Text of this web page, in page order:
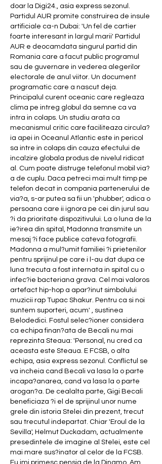
doar la Digi24., asia express sezonul.
Partidul AUR promite construirea de insule
artificiale ca-n Dubai: 'Un fel de cartier
foarte interesant in largul marii' Partidul
AUR e deocamdata singurul partid din
Romania care a facut public programul
sau de guvernare in vederea alegerilor
electorale de anul viitor. Un document
programatic care a nascut deja.
Principalul curent oceanic care regleaza
clima pe intreg globul da semne ca va
intra in colaps. Un studiu arata ca
mecanismul critic care faciliteaza circula?
ia apei in Oceanul Atlantic este in pericol
sa intre in colaps din cauza efectului de
incalzire globala produs de nivelul ridicat
al. Cum poate distruge telefonul mobil via?
a de cuplu. Daca petreci mai mult timp pe
telefon decat in compania partenerului de
via?a, s-ar putea sa fii un 'phubber', adica o
persoana care ii ignora pe cei din jurul sau
?i da prioritate dispozitivului. La o luna de la
ie?irea din spital, Madonna transmite un
mesaj ?i face publice cateva fotografii.
Madonna a mul?umit familiei ?i prietenilor
pentru sprijinul pe care i l-au dat dupa ce
luna trecuta a fost internata in spital cu o
infec?ie bacteriana grava. Cel mai valoros
artefact hip-hop a apar?inut simbolului
muzicii rap Tupac Shakur. Pentru ca si noi
suntem suporteri, acum' , sustinea
Belodedici. Fostul selec?ioner considera
ca echipa finan?ata de Becali nu mai
reprezinta Steaua: 'Personal, nu cred ca
aceasta este Steaua. E FCSB, o alta
echipa, asia express sezonul. Conflictul se
va incheia cand Becali va lasa la o parte
incapa?anarea, cand va lasa la o parte
arogan?a. De cealalta parte, Gigi Becali
beneficiaza ?i el de sprijinul unor nume
grele din istoria Stelei din prezent, trecut
sau trecutul indepartat. Chiar 'Eroul de la
Sevilla', Helmut Duckadam, actualmente
presedintele de imagine al Stelei, este cel
mai mare sus?inator al celor de la FCSB.
Eu imi primesc pensia de la Dinamo. Am